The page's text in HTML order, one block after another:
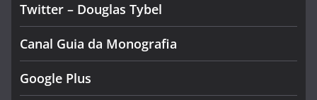
Twitter – Douglas Tybel
Canal Guia da Monografia
Google Plus